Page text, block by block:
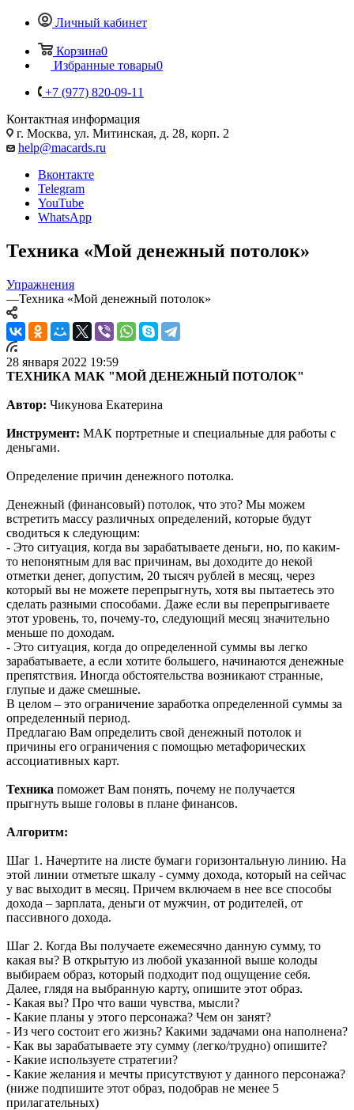
Личный кабинет
Корзина0
Избранные товары0
+7 (977) 820-09-11
Контактная информация
г. Москва, ул. Митинская, д. 28, корп. 2
help@macards.ru
Вконтакте
Telegram
YouTube
WhatsApp
Техника «Мой денежный потолок»
Упражнения
—Техника «Мой денежный потолок»
28 января 2022 19:59
ТЕХНИКА МАК "МОЙ ДЕНЕЖНЫЙ ПОТОЛОК"
Автор: Чикунова Екатерина
Инструмент: МАК портретные и специальные для работы с
деньгами.
Определение причин денежного потолка.
Денежный (финансовый) потолок, что это? Мы можем
встретить массу различных определений, которые будут
сводиться к следующим:
- Это ситуация, когда вы зарабатываете деньги, но, по каким-
то непонятным для вас причинам, вы доходите до некой
отметки денег, допустим, 20 тысяч рублей в месяц, через
который вы не можете перепрыгнуть, хотя вы пытаетесь это
сделать разными способами. Даже если вы перепрыгиваете
этот уровень, то, почему-то, следующий месяц значительно
меньше по доходам.
- Это ситуация, когда до определенной суммы вы легко
зарабатываете, а если хотите большего, начинаются денежные
препятствия. Иногда обстоятельства возникают странные,
глупые и даже смешные.
В целом – это ограничение заработка определенной суммы за
определенный период.
Предлагаю Вам определить свой денежный потолок и
причины его ограничения с помощью метафорических
ассоциативных карт.
Техника поможет Вам понять, почему не получается
прыгнуть выше головы в плане финансов.
Алгоритм:
Шаг 1. Начертите на листе бумаги горизонтальную линию. На
этой линии отметьте шкалу - сумму дохода, который на сейчас
у вас выходит в месяц. Причем включаем в нее все способы
дохода – зарплата, деньги от мужчин, от родителей, от
пассивного дохода.
Шаг 2. Когда Вы получаете ежемесячно данную сумму, то
какая вы? В открытую из любой указанной выше колоды
выбираем образ, который подходит под ощущение себя.
Далее, глядя на выбранную карту, опишите этот образ.
- Какая вы? Про что ваши чувства, мысли?
- Какие планы у этого персонажа? Чем он занят?
- Из чего состоит его жизнь? Какими задачами она наполнена?
- Как вы зарабатываете эту сумму (легко/трудно) опишите?
- Какие используете стратегии?
- Какие желания и мечты присутствуют у данного персонажа?
(ниже подпишите этот образ, подобрав не менее 5
прилагательных)